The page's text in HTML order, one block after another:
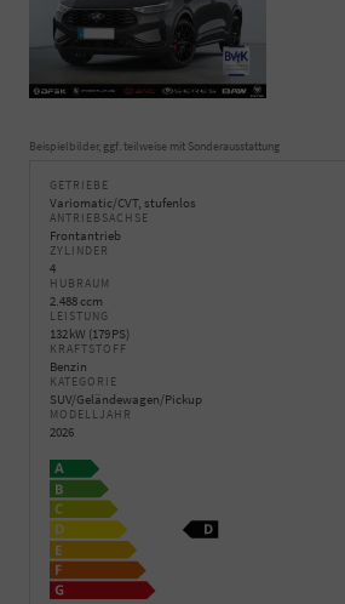
Beispielbilder, ggf. teilweise mit Sonderausstattung
GETRIEBE
Variomatic/CVT, stufenlos
ANTRIEBSACHSE
Frontantrieb
ZYLINDER
4
HUBRAUM
2.488 ccm
LEISTUNG
132 kW (179 PS)
KRAFTSTOFF
Benzin
KATEGORIE
SUV/Geländewagen/Pickup
MODELLJAHR
2026